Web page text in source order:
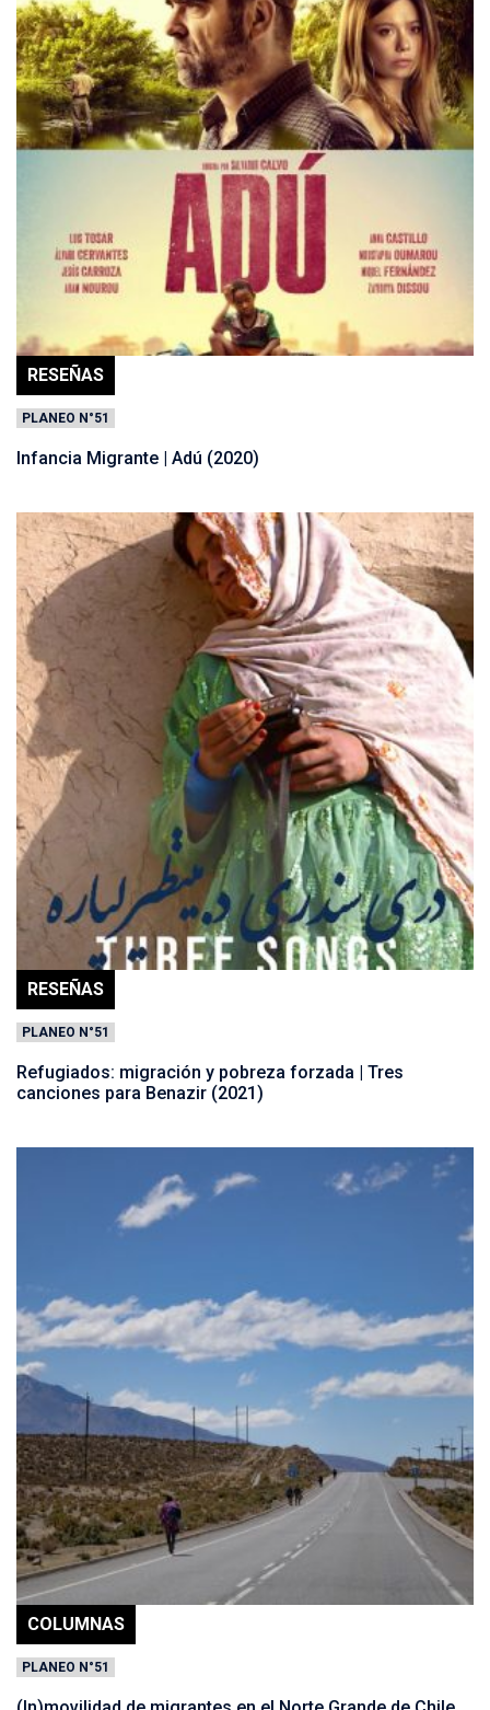
RESEÑAS
PLANEO N°51
Infancia Migrante | Adú (2020)
RESEÑAS
PLANEO N°51
Refugiados: migración y pobreza forzada | Tres
canciones para Benazir (2021)
COLUMNAS
PLANEO N°51